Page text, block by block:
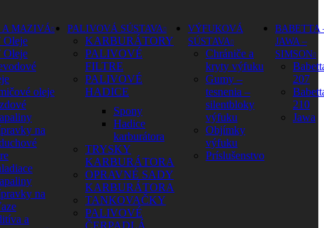
A MAZIVÁ
Oleje
Oleje
oleje
na
na
a
PALIVOVÁ SÚSTAVA
KARBURÁTORY
PALIVOVÉ
FILTRE
PALIVOVÉ
HADICE
Spony
Hadice
karburátora
TRYSKY
KARBURÁTORA
OPRAVNÉ SADY
KARBURÁTORA
TANKOVAČKY
PALIVOVÉ
VÝFUKOVÁ
SÚSTAVA
Chrániče a
kryty výfuku
Gumy –
tesnenia –
silentbloky
výfuku
Objímky
výfuku
Príslušenstvo
BABETTA
JAWA –
SIMSON
207
210
Jawa